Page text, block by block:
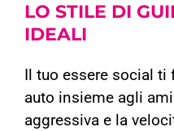
LO STILE DI
IDEALI
Il tuo essere social
auto insieme agli
aggressiva e la